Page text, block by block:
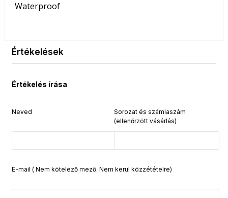
Waterproof
Értékelések
Értékelés írása
Neved
Sorozat és számlaszám
(ellenőrzött vásárlás)
E-mail ( Nem kötelező mező. Nem kerül közzétételre)